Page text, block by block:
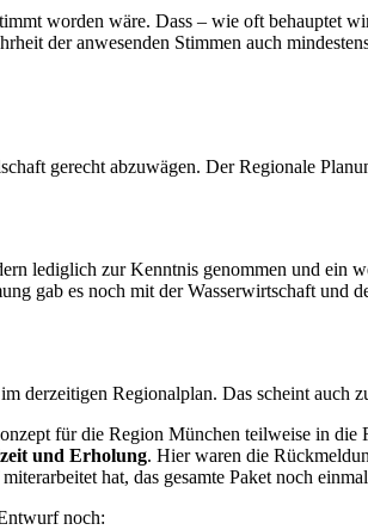
worden wäre. Dass – wie oft behauptet
der anwesenden Stimmen auch
gerecht abzuwägen. Der Regionale
lediglich zur Kenntnis genommen und ein
gab es noch mit der Wasserwirtschaft und
derzeitigen Regionalplan. Das scheint auch
für die Region München teilweise in die
und Erholung. Hier waren die
hat, das gesamte Paket noch
noch: